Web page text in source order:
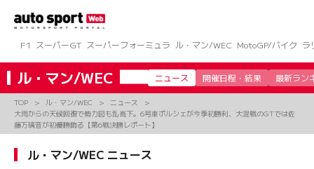
ツ
へ
ス
キ
F1 スーパーGT スーパーフォーミュラ ル・マン/WEC MotoGP/バイク ラ
ル・マン/WEC ニュース 開催日程・結果 最新ラン
TOP ル・マン/WEC
ニュース
大雨からの天候回復で勢力図も乱高下。6号車ポルシェが今季初勝利、大混戦のGTでは佐
藤万璃音が初優勝飾る【第6戦決勝レポート】
ル・マン/WEC ニュース